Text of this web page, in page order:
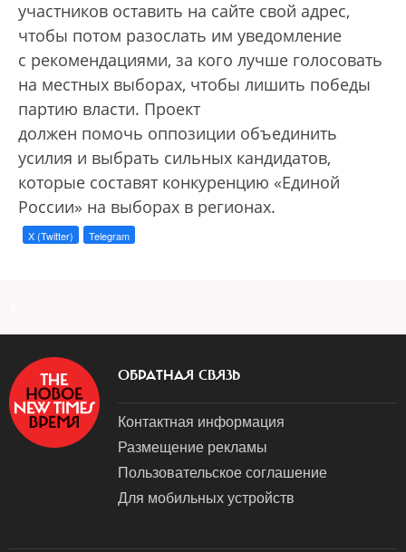
участников оставить на сайте свой адрес,
чтобы потом разослать им уведомление
с рекомендациями, за кого лучше голосовать
на местных выборах, чтобы лишить победы
партию власти. Проект
должен помочь оппозиции объединить
усилия и выбрать сильных кандидатов,
которые составят конкуренцию «Единой
России» на выборах в регионах.
X (Twitter) Telegram
ОБРАТНАЯ СВЯЗЬ
Контактная информация
Размещение рекламы
Пользовательское соглашение
Для мобильных устройств